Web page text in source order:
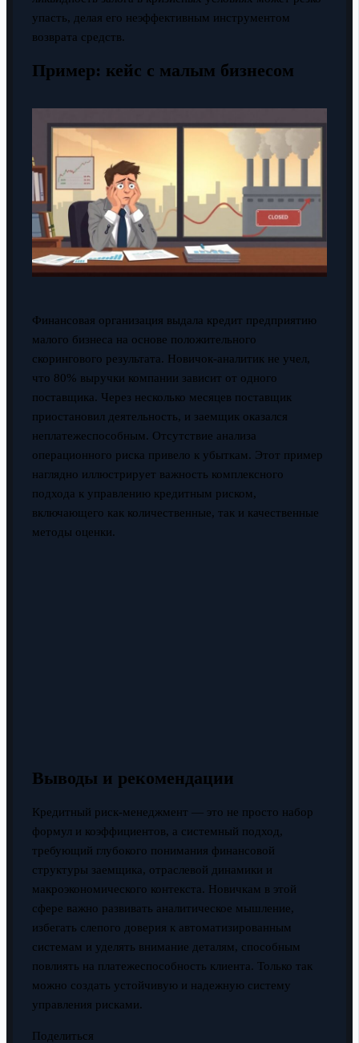
упасть, делая его неэффективным инструментом
возврата средств.
Пример: кейс с малым бизнесом
Финансовая организация выдала кредит предприятию
малого бизнеса на основе положительного
скорингового результата. Новичок-аналитик не учел,
что 80% выручки компании зависит от одного
поставщика. Через несколько месяцев поставщик
приостановил деятельность, и заемщик оказался
неплатежеспособным. Отсутствие анализа
операционного риска привело к убыткам. Этот пример
наглядно иллюстрирует важность комплексного
подхода к управлению кредитным риском,
включающего как количественные, так и качественные
методы оценки.
Выводы и рекомендации
Кредитный риск-менеджмент — это не просто набор
формул и коэффициентов, а системный подход,
требующий глубокого понимания финансовой
структуры заемщика, отраслевой динамики и
макроэкономического контекста. Новичкам в этой
сфере важно развивать аналитическое мышление,
избегать слепого доверия к автоматизированным
системам и уделять внимание деталям, способным
повлиять на платежеспособность клиента. Только так
можно создать устойчивую и надежную систему
управления рисками.
Поделиться